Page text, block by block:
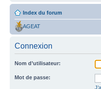
Index du forum
AGEAT
Connexion
Nom d’utilisateur:
Mot de passe: